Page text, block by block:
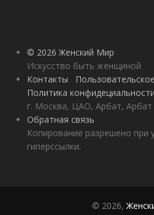
© 2026 Женский Мир
Искусство быть женщиной
Контакты
Политика конфидециальности
г. Москва, ЦАО, Арбат, Арбат
Обратная связь
Копирование разрешено при
гиперссылки.
© 2026,